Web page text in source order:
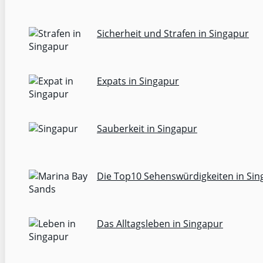
Sicherheit und Strafen in Singapur
Expats in Singapur
Sauberkeit in Singapur
Die Top10 Sehenswürdigkeiten in
Das Alltagsleben in Singapur